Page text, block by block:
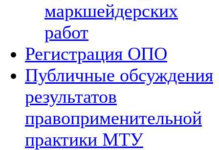
маркшейдерских
работ
Регистрация ОПО
Публичные обсуждения
результатов
правоприменительной
практики МТУ